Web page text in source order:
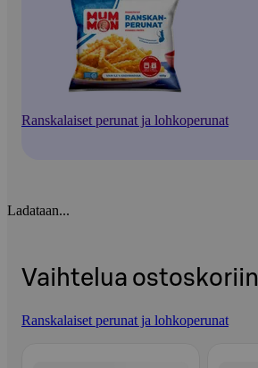
Ranskalaiset perunat ja lohkoperunat
Ladataan...
Vaihtelua ostoskoriin
Ranskalaiset perunat ja lohkoperunat